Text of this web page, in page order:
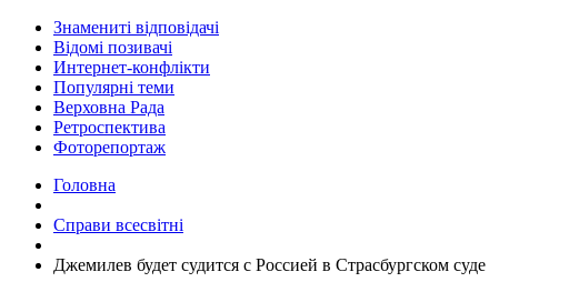
Знамениті відповідачі
Відомі позивачі
Интернет-конфлікти
Популярні теми
Верховна Рада
Ретроспектива
Фоторепортаж
Головна
Справи всесвітні
Джемилев будет судится с Россией в Страсбургском суде